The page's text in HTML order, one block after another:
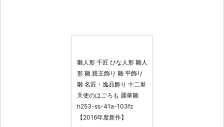
雛人形 千匠 ひな人形 雛人
形 雛 親王飾り 雛 平飾り
雛 名匠・逸品飾り 十二単
天使のはごろも 麗華雛
h253-ss-41a-103fz
【2016年度新作】